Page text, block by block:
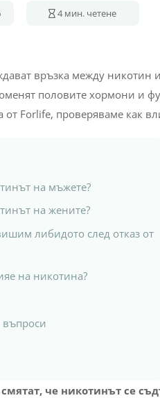
4 мин. четене
връзка между никотин
половите хормони и
от Forlife, проверяваме как
на мъжете?
на жените?
либидото след отказ от
на никотина?
въпроси
че никотинът се